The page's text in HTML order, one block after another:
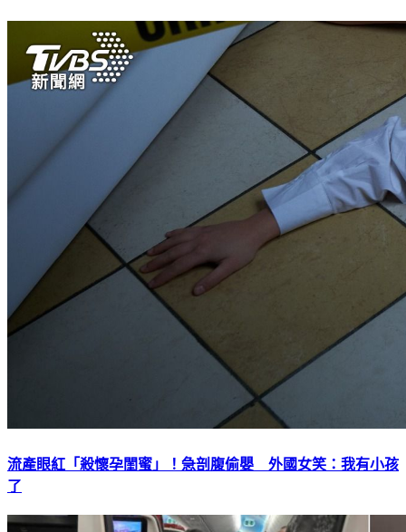
流產眼紅「殺懷孕閨蜜」！急剖腹偷嬰 外國女笑：我有小孩
了